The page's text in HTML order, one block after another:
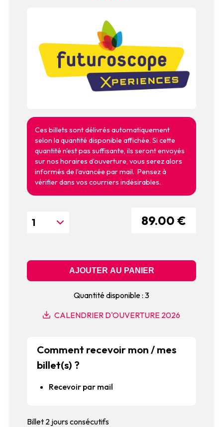
Ces billets sont délivrés automatiquement
selon la quantité disponible affichée. Si cette
quantité n'est pas suffisante, ils seront envoyés
sur nos horaires d’ouverture, vous serez alors
informés de l’avancée par mail. Pensez à
vérifier dans vos courriers indésirables.
89.00 €
Quantité disponible : 3
CALENDRIER D'OUVERTURE 2026
Comment recevoir mon / mes
billet(s) ?
Recevoir par mail
Billet 2 jours consécutifs